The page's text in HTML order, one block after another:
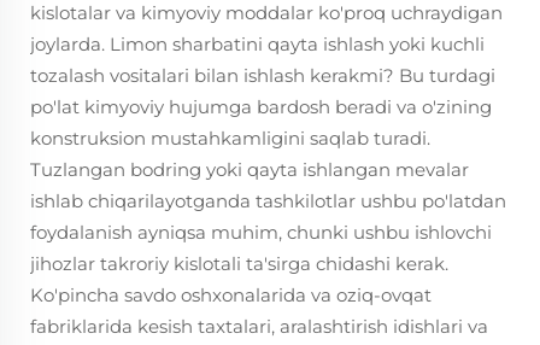
kislotalar va kimyoviy moddalar ko'proq uchraydigan
joylarda. Limon sharbatini qayta ishlash yoki kuchli
tozalash vositalari bilan ishlash kerakmi? Bu turdagi
po'lat kimyoviy hujumga bardosh beradi va o'zining
konstruksion mustahkamligini saqlab turadi.
Tuzlangan bodring yoki qayta ishlangan mevalar
ishlab chiqarilayotganda tashkilotlar ushbu po'latdan
foydalanish ayniqsa muhim, chunki ushbu ishlovchi
jihozlar takroriy kislotali ta'sirga chidashi kerak.
Ko'pincha savdo oshxonalarida va oziq-ovqat
fabriklarida kesish taxtalari, aralashtirish idishlari va